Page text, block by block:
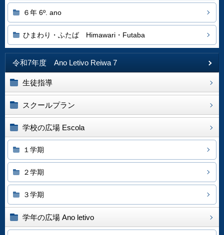
６年 6º. ano
ひまわり・ふたば Himawari・Futaba
令和7年度 Ano Letivo Reiwa 7
生徒指導
スクールプラン
学校の広場 Escola
１学期
２学期
３学期
学年の広場 Ano letivo